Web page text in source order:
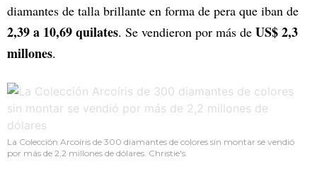
diamantes de talla brillante en forma de pera que iban de
2,39 a 10,69 quilates. Se vendieron por más de US$ 2,3
millones.
La Colección Arcoíris de 300 diamantes de colores sin montar se vendió
por más de 2,2 millones de dólares. Christie's.